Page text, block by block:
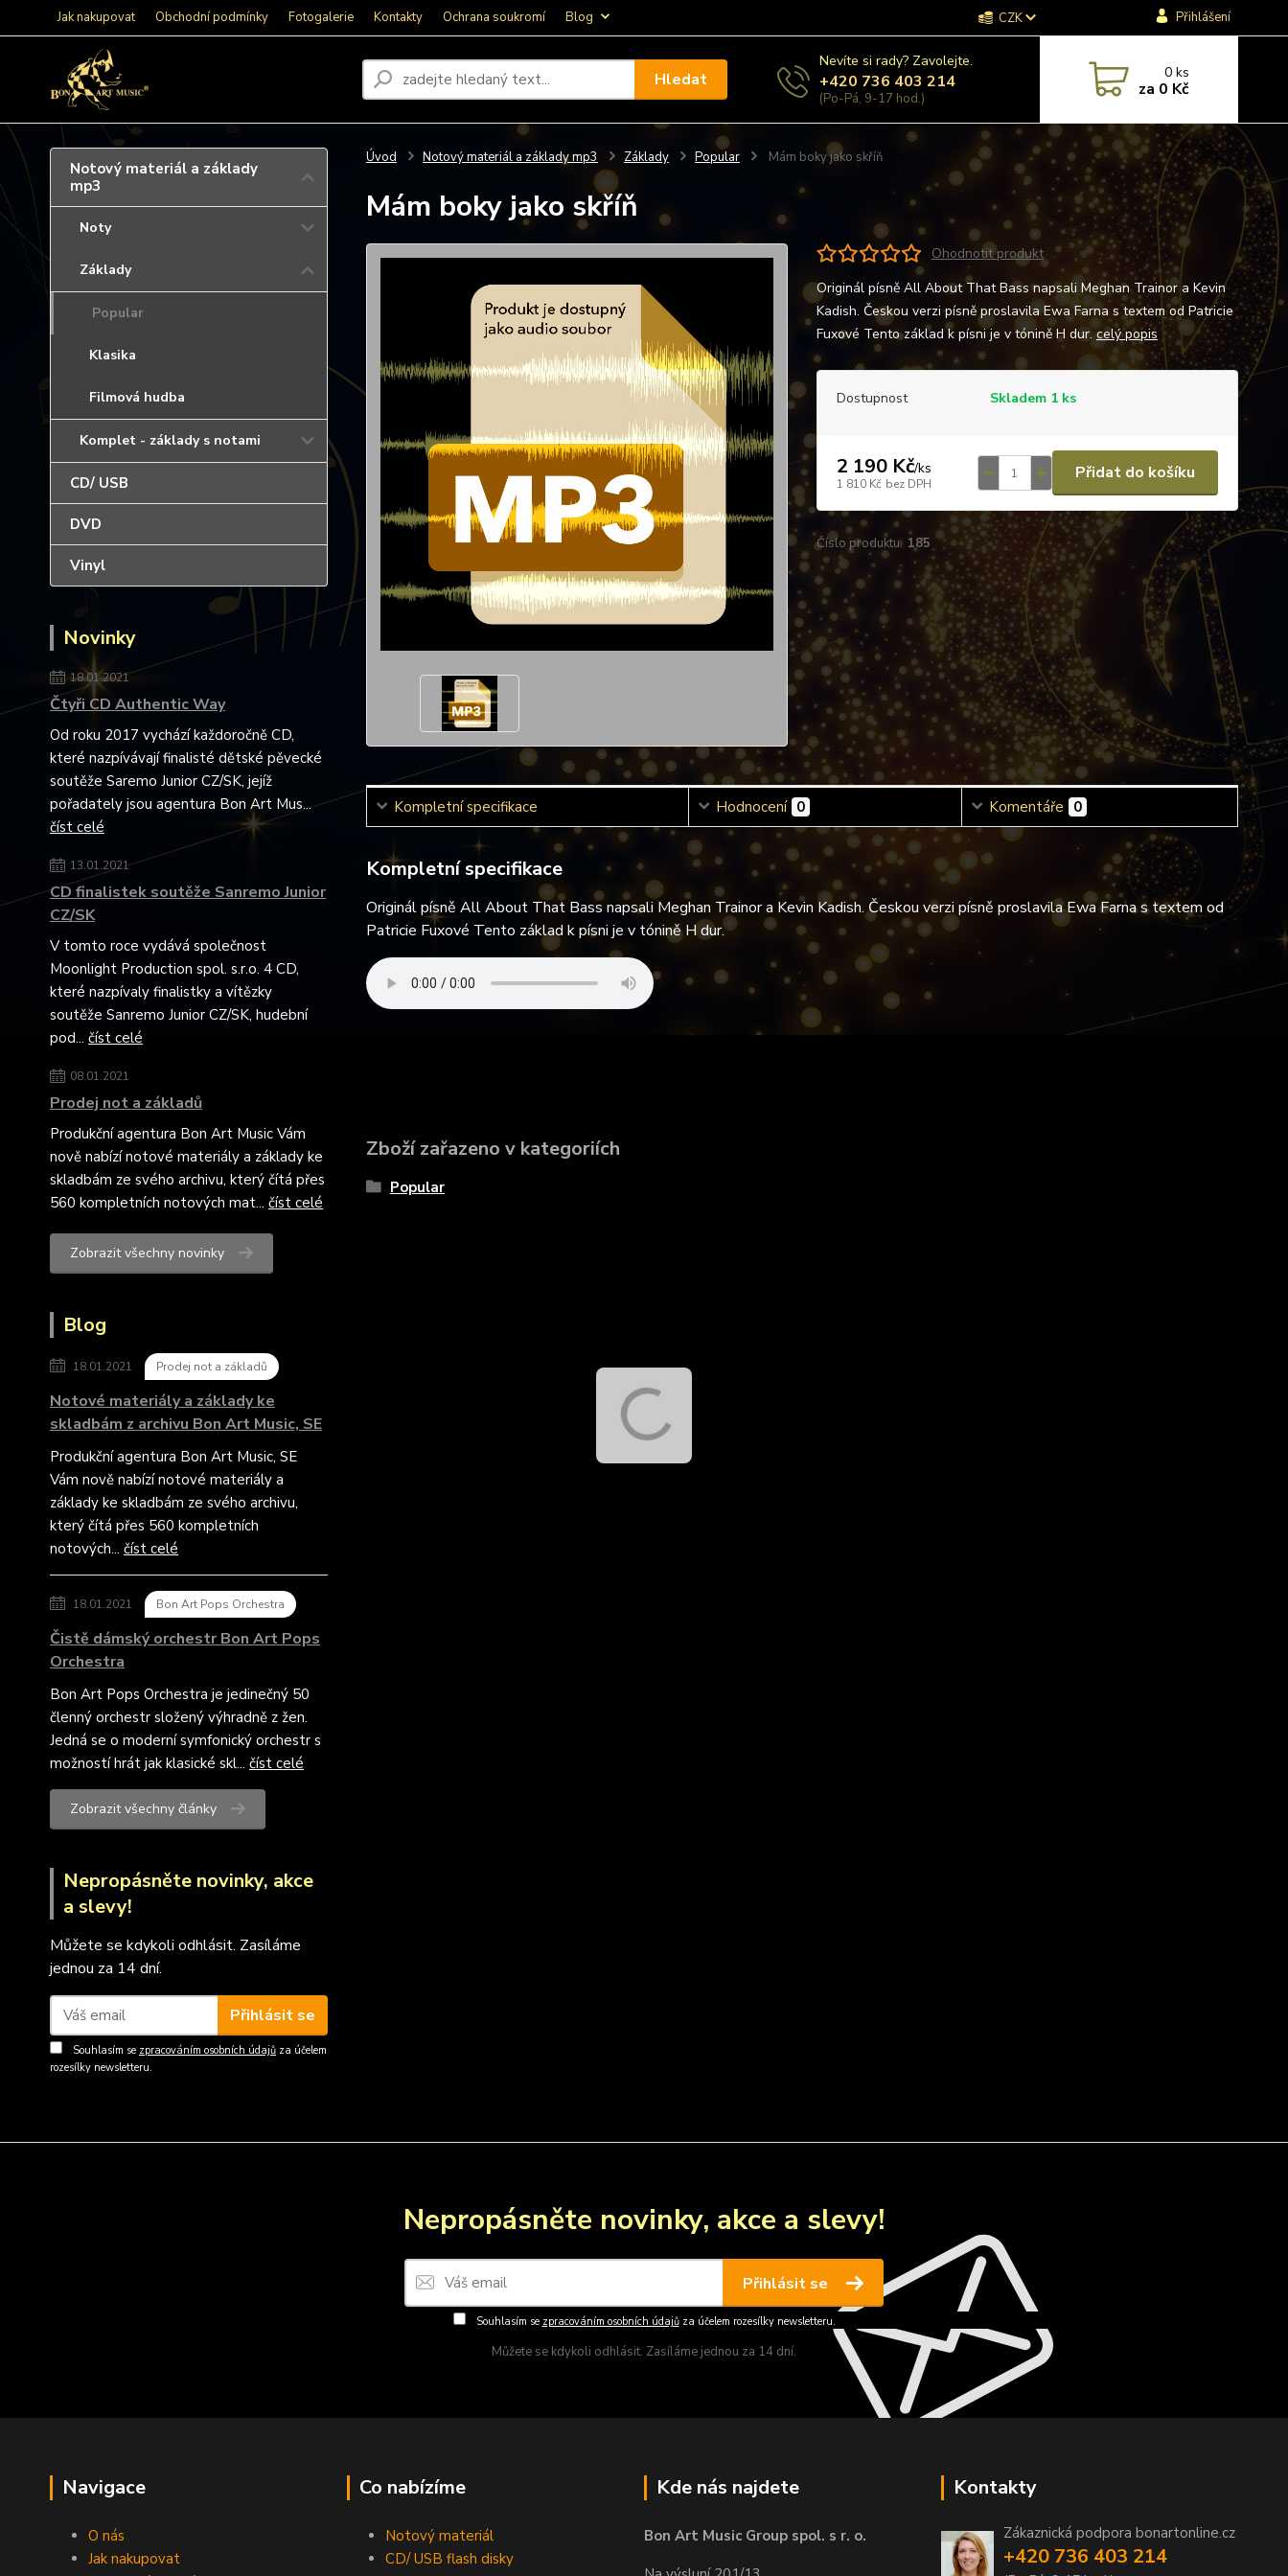
Jak nakupovat Obchodní podmínky Fotogalerie Kontakty Ochrana soukromí Blog CZK Přihlášení
Hledat
Nevíte si rady? Zavolejte.
+420 736 403 214
(Po-Pá, 9-17 hod.)
0ks
za 0 Kč
Notový materiál a základy
mp3
Noty
Základy
Popular
Klasika
Filmová hudba
Komplet - základy s notami
CD/ USB
DVD
Vinyl
Novinky
18.01.2021
Čtyři CD Authentic Way
Od roku 2017 vychází každoročně CD,
které nazpívávají finalisté dětské pěvecké
soutěže Saremo Junior CZ/SK, jejíž
pořadately jsou agentura Bon Art Mus...
číst celé
13.01.2021
CD finalistek soutěže Sanremo Junior
CZ/SK
V tomto roce vydává společnost
Moonlight Production spol. s.r.o. 4 CD,
které nazpívaly finalistky a vítězky
soutěže Sanremo Junior CZ/SK, hudební
pod... číst celé
08.01.2021
Prodej not a základů
Produkční agentura Bon Art Music Vám
nově nabízí notové materiály a základy ke
skladbám ze svého archivu, který čítá přes
560 kompletních notových mat... číst celé
Zobrazit všechny novinky
Blog
18.01.2021 Prodej not a základů
Notové materiály a základy ke
skladbám z archivu Bon Art Music, SE
Produkční agentura Bon Art Music, SE
Vám nově nabízí notové materiály a
základy ke skladbám ze svého archivu,
který čítá přes 560 kompletních
notových... číst celé
18.01.2021 Bon Art Pops Orchestra
Čistě dámský orchestr Bon Art Pops
Orchestra
Bon Art Pops Orchestra je jedinečný 50
členný orchestr složený výhradně z žen.
Jedná se o moderní symfonický orchestr s
možností hrát jak klasické skl... číst celé
Zobrazit všechny články
Nepropásněte novinky, akce
a slevy!
Můžete se kdykoli odhlásit. Zasíláme
jednou za 14 dní.
Přihlásit se
Souhlasím se zpracováním osobních údajů za účelem
rozesílky newsletteru.
Úvod Notový materiál a základy mp3 Základy Popular Mám boky jako skříň
Mám boky jako skříň
Ohodnotit produkt
Originál písně All About That Bass napsali Meghan Trainor a Kevin
Kadish. Českou verzi písně proslavila Ewa Farna s textem od Patricie
Fuxové Tento základ k písni je v tónině H dur.celý popis
Dostupnost Skladem 1 ks
2 190 Kč/ks
1 810 Kč bez DPH
Přidat do košíku
Číslo produktu: 185
Kompletní specifikace Hodnocení 0 Komentáře 0
Kompletní specifikace
Originál písně All About That Bass napsali Meghan Trainor a Kevin Kadish. Českou verzi písně proslavila Ewa Farna s textem od
Patricie Fuxové Tento základ k písni je v tónině H dur.
Zboží zařazeno v kategoriích
Popular
Nepropásněte novinky, akce a slevy!
Přihlásit se
Souhlasím se zpracováním osobních údajůza účelem rozesílky newsletteru.
Můžete se kdykoli odhlásit. Zasíláme jednou za 14 dní.
Navigace
O nás
Jak nakupovat
Co nabízíme
Notový materiál
CD/ USB flash disky
Kde nás najdete
Bon Art Music Group spol. s r. o.
Kontakty
Zákaznická podpora bonartonline.cz
+420 736 403 214